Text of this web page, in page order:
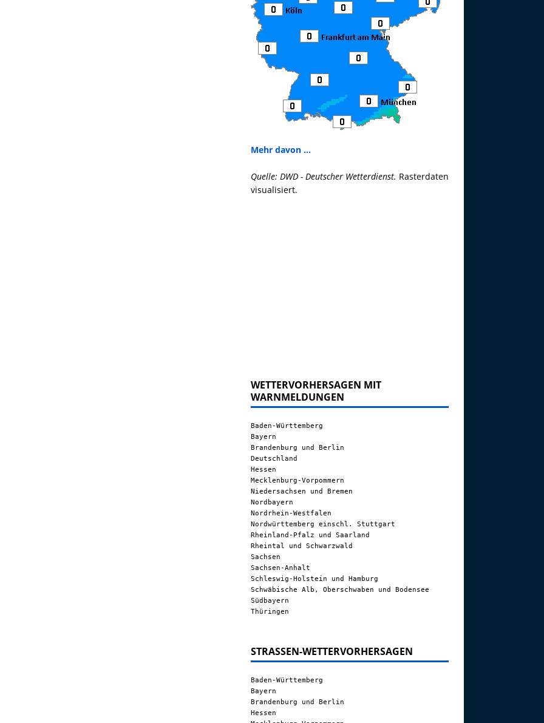
Mehr davon ...
Quelle: DWD - Deutscher Wetterdienst. Rasterdaten
visualisiert.
WETTERVORHERSAGEN MIT
WARNMELDUNGEN
Baden-Württemberg
Bayern
Brandenburg und Berlin
Deutschland
Hessen
Mecklenburg-Vorpommern
Niedersachsen und Bremen
Nordbayern
Nordrhein-Westfalen
Nordwürttemberg einschl. Stuttgart
Rheinland-Pfalz und Saarland
Rheintal und Schwarzwald
Sachsen
Sachsen-Anhalt
Schleswig-Holstein und Hamburg
Schwäbische Alb, Oberschwaben und Bodensee
Südbayern
Thüringen
STRASSEN-WETTERVORHERSAGEN
Baden-Württemberg
Bayern
Brandenburg und Berlin
Hessen